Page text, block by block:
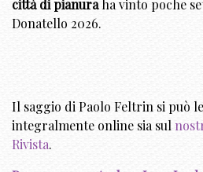
città di pianuraha vinto poche
Donatello 2026.
Il saggio di Paolo Feltrin si può
integralmente online sia sul
Rivista.